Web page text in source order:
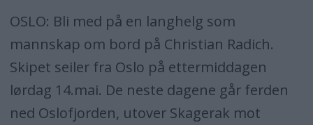
OSLO: Bli med på en langhelg som
mannskap om bord på Christian Radich.
Skipet seiler fra Oslo på ettermiddagen
lørdag 14.mai. De neste dagene går ferden
ned Oslofjorden, utover Skagerak mot